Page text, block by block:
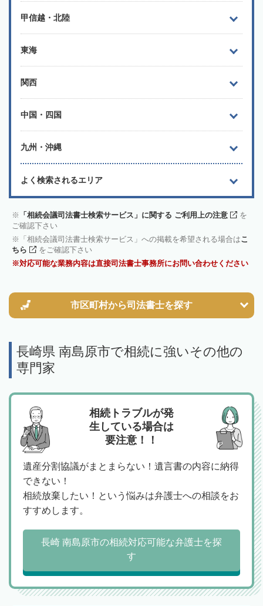
甲信越・北陸
東海
関西
中国・四国
九州・沖縄
よく検索されるエリア
「相続会議司法書士検索サービス」に関する ご利用上の注意
を
ご確認下さい
「相続会議司法書士検索サービス」への掲載を希望される場合はこ
ちら
をご確認下さい
対応可能な業務内容は直接司法書士事務所にお問い合わせください
市区町村から司法書士を探す
長崎県 南島原市で相続に強いその他の
専門家
相続トラブルが発
生している場合は
要注意！！
遺産分割協議がまとまらない！遺言書の内容に納得
できない！
相続放棄したい！という悩みは弁護士への相談をお
すすめします。
長崎 南島原市の相続対応可能な弁護士を探
す